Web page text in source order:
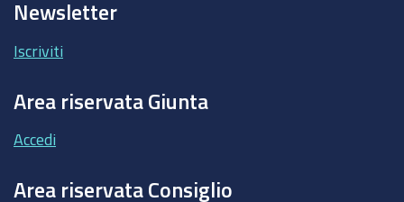
Newsletter
Iscriviti
Area riservata Giunta
Accedi
Area riservata Consiglio